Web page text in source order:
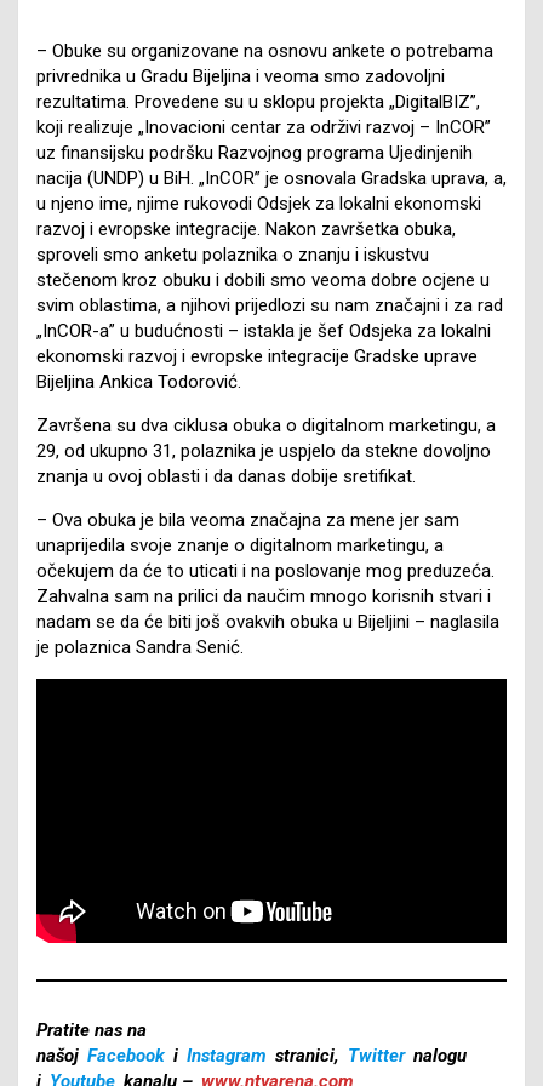
– Obuke su organizovane na osnovu ankete o potrebama
privrednika u Gradu Bijeljina i veoma smo zadovoljni
rezultatima. Provedene su u sklopu projekta „DigitalBIZ”,
koji realizuje „Inovacioni centar za održivi razvoj – InCOR”
uz finansijsku podršku Razvojnog programa Ujedinjenih
nacija (UNDP) u BiH. „InCOR” je osnovala Gradska uprava, a,
u njeno ime, njime rukovodi Odsjek za lokalni ekonomski
razvoj i evropske integracije. Nakon završetka obuka,
sproveli smo anketu polaznika o znanju i iskustvu
stečenom kroz obuku i dobili smo veoma dobre ocjene u
svim oblastima, a njihovi prijedlozi su nam značajni i za rad
„InCOR-a” u budućnosti – istakla je šef Odsjeka za lokalni
ekonomski razvoj i evropske integracije Gradske uprave
Bijeljina Ankica Todorović.
Završena su dva ciklusa obuka o digitalnom marketingu, a
29, od ukupno 31, polaznika je uspjelo da stekne dovoljno
znanja u ovoj oblasti i da danas dobije sretifikat.
– Ova obuka je bila veoma značajna za mene jer sam
unaprijedila svoje znanje o digitalnom marketingu, a
očekujem da će to uticati i na poslovanje mog preduzeća.
Zahvalna sam na prilici da naučim mnogo korisnih stvari i
nadam se da će biti još ovakvih obuka u Bijeljini – naglasila
je polaznica Sandra Senić.
Pratite nas na
našoj Facebook i Instagram stranici, Twitter nalogu
i Youtube kanalu – www.ntvarena.com